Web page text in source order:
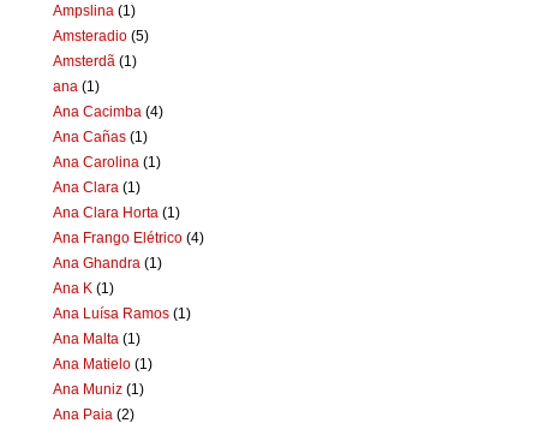
Ampslina (1)
Amsteradio (5)
Amsterdã (1)
ana (1)
Ana Cacimba (4)
Ana Cañas (1)
Ana Carolina (1)
Ana Clara (1)
Ana Clara Horta (1)
Ana Frango Elétrico (4)
Ana Ghandra (1)
Ana K (1)
Ana Luísa Ramos (1)
Ana Malta (1)
Ana Matielo (1)
Ana Muniz (1)
Ana Paia (2)